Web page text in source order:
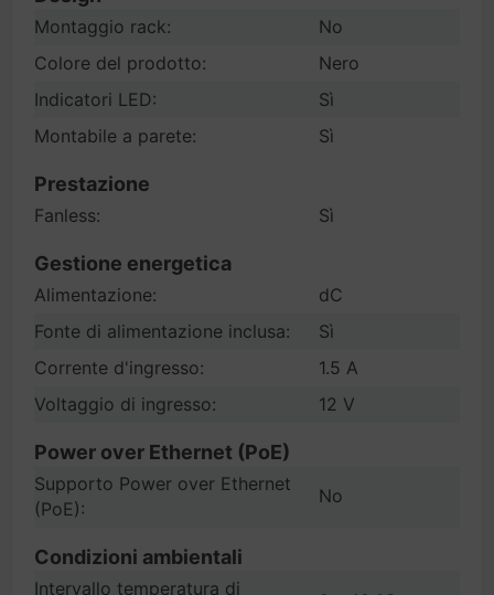
Montaggio rack:
No
Colore del prodotto:
Nero
Indicatori LED:
Sì
Montabile a parete:
Sì
Prestazione
Fanless: Sì
Gestione energetica
Alimentazione:
dC
Fonte di alimentazione inclusa:
Sì
Corrente d'ingresso:
1.5 A
Voltaggio di ingresso:
12 V
Power over Ethernet (PoE)
Supporto Power over Ethernet
(PoE):
No
Condizioni ambientali
Intervallo temperatura di